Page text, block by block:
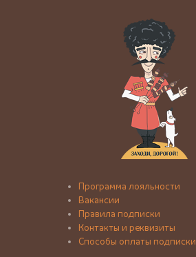
Программа лояльности
Вакансии
Правила подписки
Контакты и реквизиты
Способы оплаты подписки